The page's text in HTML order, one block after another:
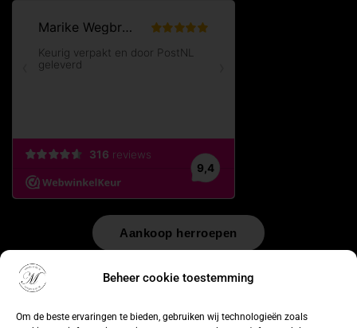
Beheer cookie toestemming
Om de beste ervaringen te bieden, gebruiken wij technologieën zoals
Aankoop herroepen
© 2026 by WebUnlimited–Algemene voorwaarden